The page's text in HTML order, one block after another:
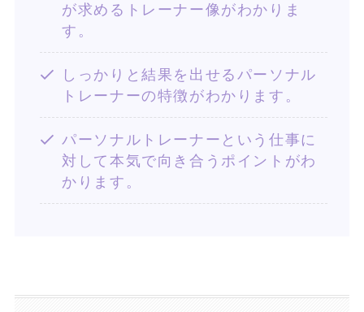
が求めるトレーナー像がわかりま
す。
しっかりと結果を出せるパーソナル
トレーナーの特徴がわかります。
パーソナルトレーナーという仕事に
対して本気で向き合うポイントがわ
かります。